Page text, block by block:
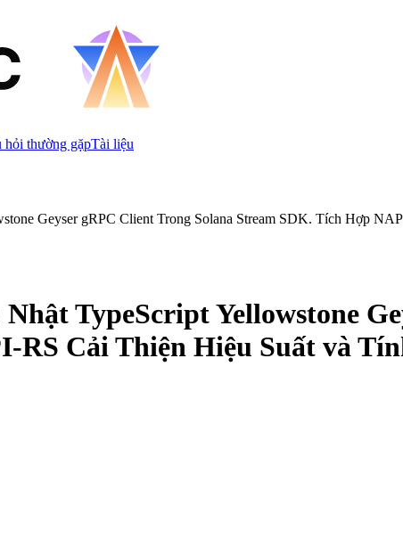
hỏi thường gặpTài liệu
Geyser gRPC Client Trong Solana Stream SDK. Tích Hợp
TypeScript Yellowstone
RS Cải Thiện Hiệu Suất và